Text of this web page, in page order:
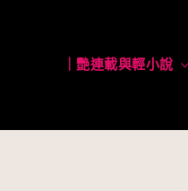
｜艷連載與輕小說